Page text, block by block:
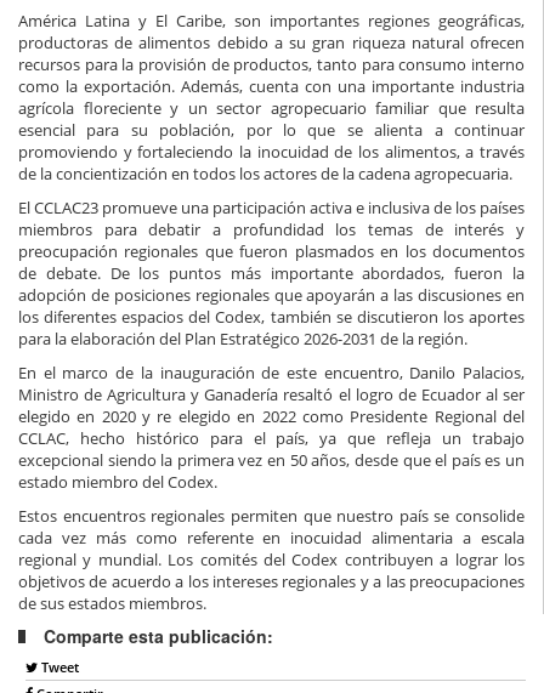
América Latina y El Caribe, son importantes regiones geográficas,
productoras de alimentos debido a su gran riqueza natural ofrecen
recursos para la provisión de productos, tanto para consumo interno
como la exportación. Además, cuenta con una importante industria
agrícola floreciente y un sector agropecuario familiar que resulta
esencial para su población, por lo que se alienta a continuar
promoviendo y fortaleciendo la inocuidad de los alimentos, a través
de la concientización en todos los actores de la cadena agropecuaria.
El CCLAC23 promueve una participación activa e inclusiva de los países
miembros para debatir a profundidad los temas de interés y
preocupación regionales que fueron plasmados en los documentos
de debate. De los puntos más importante abordados, fueron la
adopción de posiciones regionales que apoyarán a las discusiones en
los diferentes espacios del Codex, también se discutieron los aportes
para la elaboración del Plan Estratégico 2026-2031 de la región.
En el marco de la inauguración de este encuentro, Danilo Palacios,
Ministro de Agricultura y Ganadería resaltó el logro de Ecuador al ser
elegido en 2020 y re elegido en 2022 como Presidente Regional del
CCLAC, hecho histórico para el país, ya que refleja un trabajo
excepcional siendo la primera vez en 50 años, desde que el país es un
estado miembro del Codex.
Estos encuentros regionales permiten que nuestro país se consolide
cada vez más como referente en inocuidad alimentaria a escala
regional y mundial. Los comités del Codex contribuyen a lograr los
objetivos de acuerdo a los intereses regionales y a las preocupaciones
de sus estados miembros.
Comparte esta publicación:
Tweet